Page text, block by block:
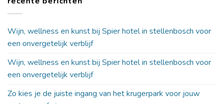
Wijn, wellness en kunst bij Spier hotel in stellenbosch voor
een onvergetelijk verblijf
Wijn, wellness en kunst bij Spier hotel in stellenbosch voor
een onvergetelijk verblijf
Zo kies je de juiste ingang van het krugerpark voor jouw